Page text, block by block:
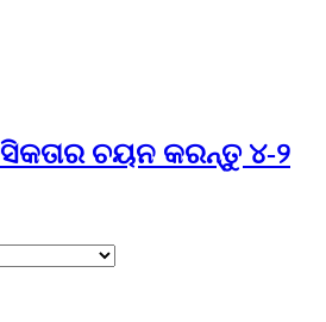
ଚୟନ କରନ୍ତୁ ୪-୨